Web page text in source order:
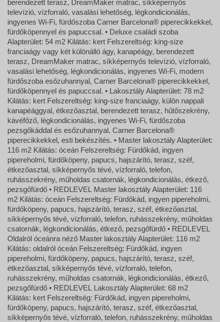
berendezett terasz, DreamMaker matrac, síkképernyős
televízió, vízforraló, vasalási lehetőség, légkondicionálás,
ingyenes Wi-Fi, fürdőszoba Carner Barcelona® piperecikkekkel,
fürdőköpennyel és papuccsal. • Deluxe családi szoba
Alapterület: 54 m2 Kilátás: kert Felszereltség: king-size
franciaágy vagy két különálló ágy, kanapéágy, berendezett
terasz, DreamMaker matrac, síkképernyős televízió, vízforraló,
vasalási lehetőség, légkondicionálás, ingyenes Wi-Fi, modern
fürdőszoba esőzuhannyal, Carner Barcelona® piperecikkekkel,
fürdőköpennyel és papuccsal. • Lakosztály Alapterület: 78 m2
Kilátás: kert Felszereltség: king-size franciaágy, külön nappali
kanapéággyal, étkezőasztal, berendezett terasz, hűtőszekrény,
kávéfőző, légkondicionálás, ingyenes Wi-Fi, fürdőszoba
pezsgőkáddal és esőzuhannyal, Carner Barcelona®
piperecikkekkel, esti bekészítés. • Master lakosztály Alapterület:
116 m2 Kilátás: óceán Felszereltség: Fürdőkád, ingyen
pipereholmi, fürdőköpeny, papucs, hajszárító, terasz, széf,
étkezőasztal, síkképernyős tévé, vízforraló, telefon,
ruhásszekrény, műholdas csatornák, légkondicionálás, étkező,
pezsgőfürdő • REDLEVEL Master lakosztály Alapterület: 116
m2 Kilátás: óceán Felszereltség: Fürdőkád, ingyen pipereholmi,
fürdőköpeny, papucs, hajszárító, terasz, széf, étkezőasztal,
síkképernyős tévé, vízforraló, telefon, ruhásszekrény, műholdas
csatornák, légkondicionálás, étkező, pezsgőfürdő • REDLEVEL
Oldalról óceánra néző Master lakosztály Alapterület: 116 m2
Kilátás: oldalról óceán Felszereltség: Fürdőkád, ingyen
pipereholmi, fürdőköpeny, papucs, hajszárító, terasz, széf,
étkezőasztal, síkképernyős tévé, vízforraló, telefon,
ruhásszekrény, műholdas csatornák, légkondicionálás, étkező,
pezsgőfürdő • REDLEVEL Lakosztály Alapterület: 68 m2
Kilátás: kert Felszereltség: Fürdőkád, ingyen pipereholmi,
fürdőköpeny, papucs, hajszárító, terasz, széf, étkezőasztal,
síkképernyős tévé, vízforraló, telefon, ruhásszekrény, műholdas